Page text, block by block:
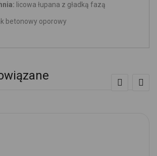
licowa łupana z gładką fazą
betonowy oporowy